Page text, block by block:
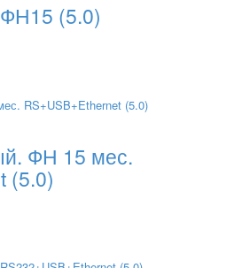
(5.0)
ФН 15 мес.
(5.0)